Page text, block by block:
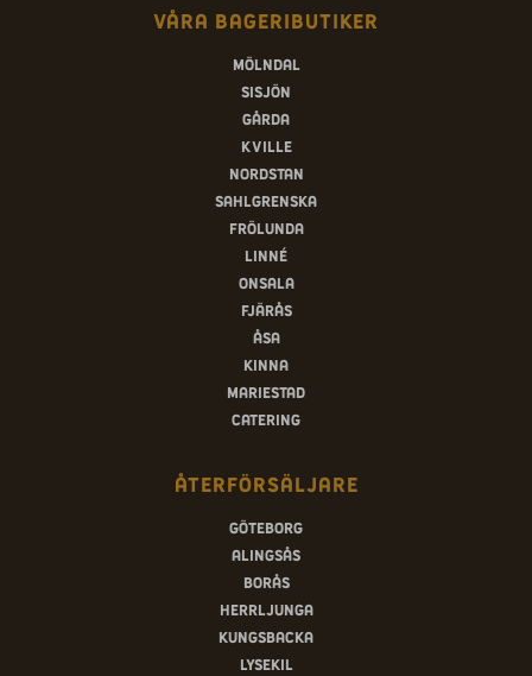
Våra bageributiker
Mölndal
Sisjön
Gårda
Kville
Nordstan
Sahlgrenska
Frölunda
Linné
Onsala
Fjärås
Åsa
Kinna
Mariestad
Catering
Återförsäljare
Göteborg
Alingsås
Borås
Herrljunga
Kungsbacka
Lysekil